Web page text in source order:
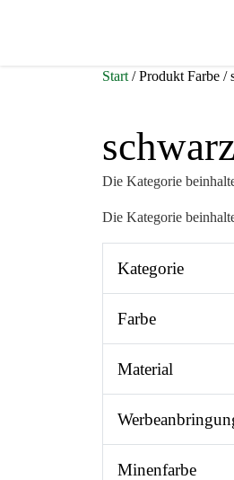
Start / Produkt Farbe /
schwarz
Die Kategorie
Die Kategorie
Kategorie
Farbe
Material
Minenfarbe